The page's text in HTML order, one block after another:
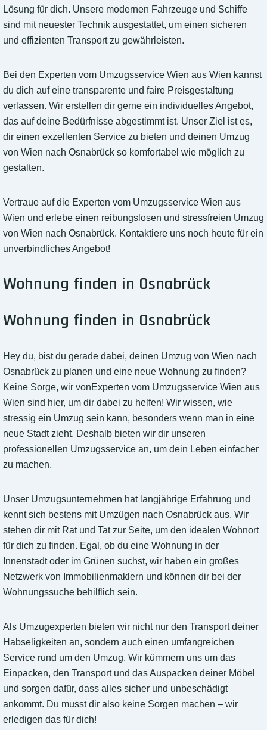
Lösung für dich. Unsere modernen Fahrzeuge und Schiffe
sind mit neuester Technik ausgestattet, um einen sicheren
und effizienten Transport zu gewährleisten.
Bei den Experten vom Umzugsservice Wien aus Wien kannst
du dich auf eine transparente und faire Preisgestaltung
verlassen. Wir erstellen dir gerne ein individuelles Angebot,
das auf deine Bedürfnisse abgestimmt ist. Unser Ziel ist es,
dir einen exzellenten Service zu bieten und deinen Umzug
von Wien nach Osnabrück so komfortabel wie möglich zu
gestalten.
Vertraue auf die Experten vom Umzugsservice Wien aus
Wien und erlebe einen reibungslosen und stressfreien Umzug
von Wien nach Osnabrück. Kontaktiere uns noch heute für ein
unverbindliches Angebot!
Wohnung finden in Osnabrück
Wohnung finden in Osnabrück
Hey du, bist du gerade dabei, deinen Umzug von Wien nach
Osnabrück zu planen und eine neue Wohnung zu finden?
Keine Sorge, wir vonExperten vom Umzugsservice Wien aus
Wien sind hier, um dir dabei zu helfen! Wir wissen, wie
stressig ein Umzug sein kann, besonders wenn man in eine
neue Stadt zieht. Deshalb bieten wir dir unseren
professionellen Umzugsservice an, um dein Leben einfacher
zu machen.
Unser Umzugsunternehmen hat langjährige Erfahrung und
kennt sich bestens mit Umzügen nach Osnabrück aus. Wir
stehen dir mit Rat und Tat zur Seite, um den idealen Wohnort
für dich zu finden. Egal, ob du eine Wohnung in der
Innenstadt oder im Grünen suchst, wir haben ein großes
Netzwerk von Immobilienmaklern und können dir bei der
Wohnungssuche behilflich sein.
Als Umzugexperten bieten wir nicht nur den Transport deiner
Habseligkeiten an, sondern auch einen umfangreichen
Service rund um den Umzug. Wir kümmern uns um das
Einpacken, den Transport und das Auspacken deiner Möbel
und sorgen dafür, dass alles sicher und unbeschädigt
ankommt. Du musst dir also keine Sorgen machen – wir
erledigen das für dich!